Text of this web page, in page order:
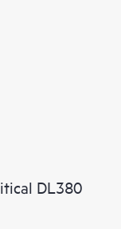
DL380